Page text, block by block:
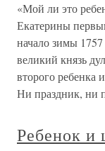
«Мой ли это
Екатерины
начало зимы
великий князь
второго ребенка
Ни праздник, ни
Ребенок и